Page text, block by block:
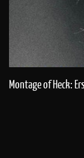
Montage of Heck: